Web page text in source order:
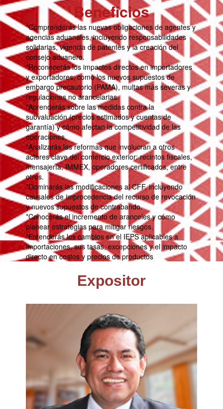
Beneficios
*Comprenderás las nuevas obligaciones de agentes y
agencias aduanales, incluyendo responsabilidades
solidarias, vigencia de patentes y la creación del
consejo aduanero.
*Reconocerás los impactos directos en importadores
y exportadores, como los nuevos supuestos de
embargo precautorio (PAMA), multas más severas y
regulaciones no arancelarias.
*Aprenderás sobre las medidas contra la
subvaluación (precios estimados y cuentas de
garantía) y cómo afectan la competitividad de las
operaciones.
*Analizarás las reformas que involucran a otros
actores clave del comercio exterior: recintos fiscales,
mensajería, IMMEX, operadores certificados, entre
otros.
*Dominarás las modificaciones al CFF, incluyendo
causales de improcedencia del recurso de revocación
y nuevos supuestos de contrabando.
*Conocerás el incremento de aranceles y cómo
planear estrategias para mitigar riesgos.
*Entenderás los cambios en el IEPS aplicables a
importaciones, sus tasas, excepciones y el impacto
directo en costos y precios de productos
Expositor